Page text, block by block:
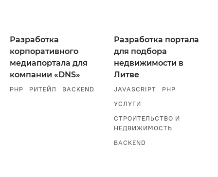
Разработка
корпоративного
медиапортала для
компании «DNS»
PHP РИТЕЙЛ BACKEND
Разработка портала
для подбора
недвижимости в
Литве
JAVASCRIPT
PHP
УСЛУГИ
СТРОИТЕЛЬСТВО И
НЕДВИЖИМОСТЬ
BACKEND